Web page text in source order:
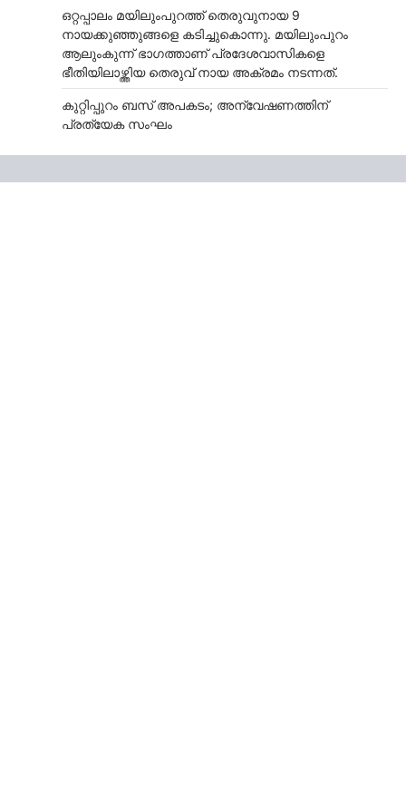
ഒറ്റപ്പാലം മയിലുംപുറത്ത് തെരുവുനായ 9
നായക്കുഞ്ഞുങ്ങളെ കടിച്ചുകൊന്നു. മയിലുംപുറം
ആലുംകുന്ന് ഭാഗത്താണ് പ്രദേശവാസികളെ
ഭീതിയിലാഴ്ത്തിയ തെരുവ് നായ അക്രമം നടന്നത്.
കുറ്റിപ്പുറം ബസ് അപകടം; അന്വേഷണത്തിന്
പ്രത്യേക സംഘം